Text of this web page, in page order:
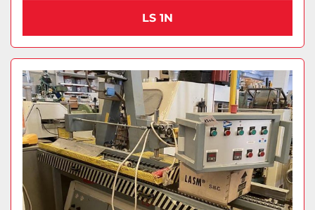
LS 1N